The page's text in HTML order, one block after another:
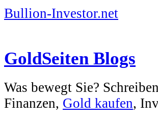
Bullion-Investor.net
GoldSeiten Blogs
Was bewegt Sie?
Finanzen, Gold kaufen,